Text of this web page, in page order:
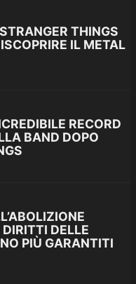
THINGS
IL METAL
RECORD
BAND DOPO
DIRITTI DELLE
PIÙ GARANTITI